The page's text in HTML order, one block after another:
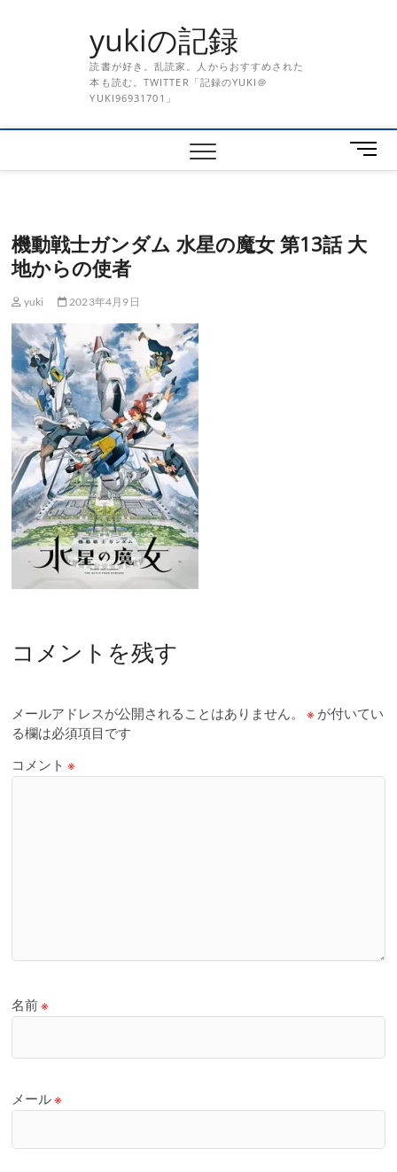
yukiの記録
読書が好き。乱読家。人からおすすめされた
本も読む。TWITTER「記録のYUKI＠
YUKI96931701」
メ
ニ
タ
機動戦士ガンダム 水星の魔女 第13話 大
地からの使者
yuki 2023年4月9日
コメントを残す
メールアドレスが公開されることはありません。 ※ が付いてい
る欄は必須項目です
コメント※
名前※
メール※